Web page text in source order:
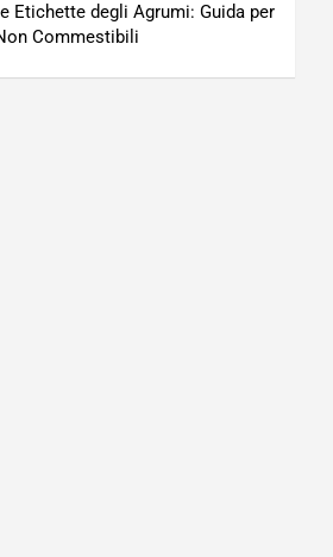
Etichette degli Agrumi: Guida per
Commestibili